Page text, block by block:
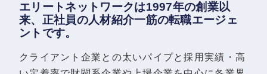
エリートネットワークは1997年の創業以
来、正社員の人材紹介一筋の転職エージェ
ントです。
クライアント企業との太いパイプと採用実績・高